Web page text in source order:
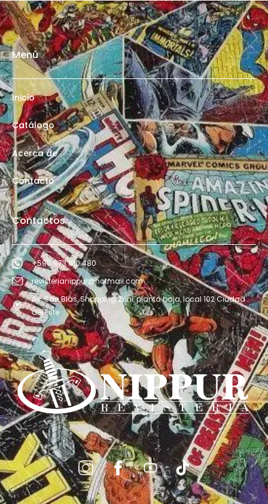
Menú
Inicio
Catálogo
Acerca de
Contacto
Contactos
+595 973 610 480
revisterianippur@hotmail.com
Av. San Blás, Shopping Zuni, planta baja, local 102 Ciudad
del Este